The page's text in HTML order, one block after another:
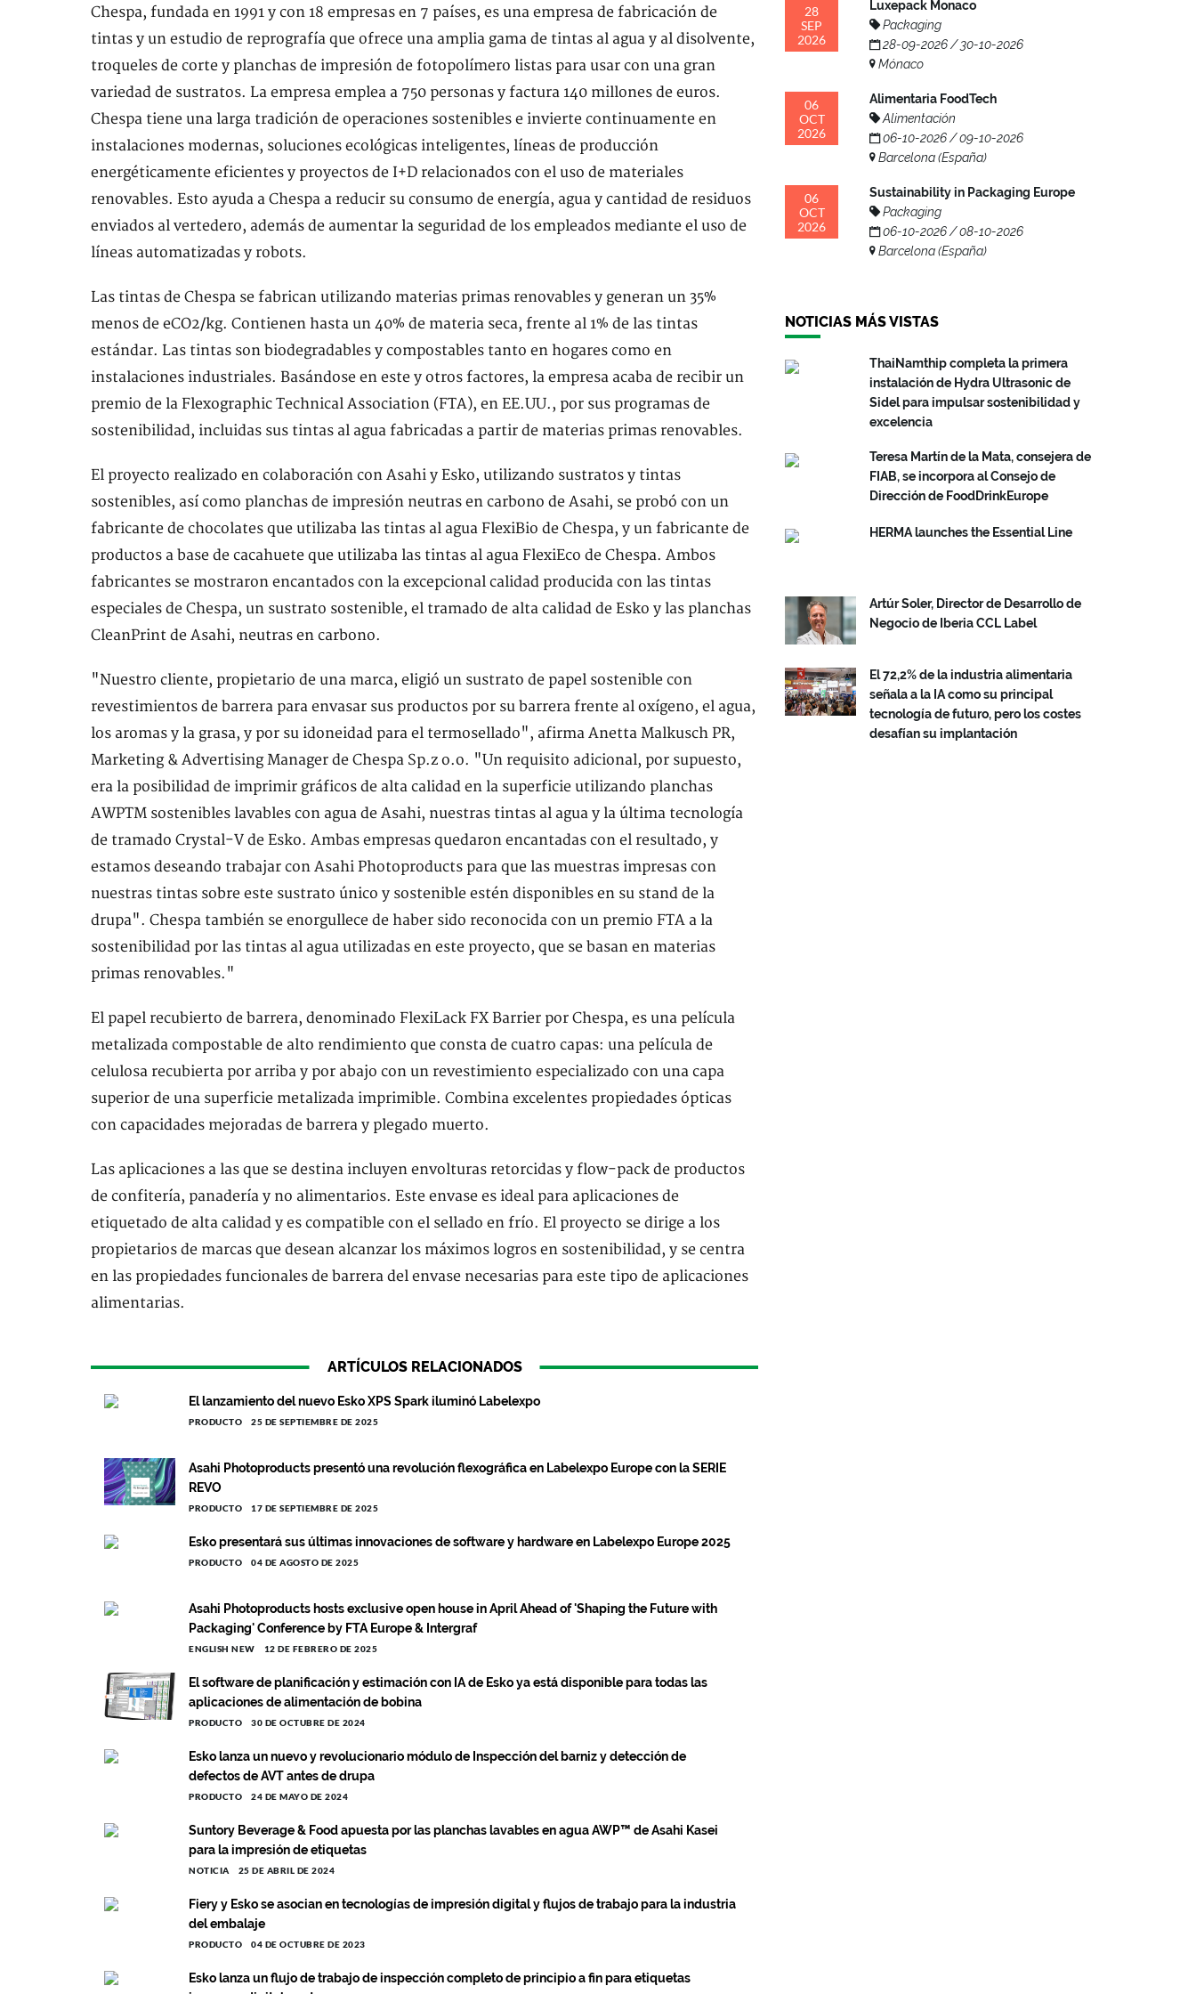
Chespa, fundada en 1991 y con 18 empresas en 7 países, es una empresa de fabricación de
tintas y un estudio de reprografía que ofrece una amplia gama de tintas al agua y al disolvente,
troqueles de corte y planchas de impresión de fotopolímero listas para usar con una gran
variedad de sustratos. La empresa emplea a 750 personas y factura 140 millones de euros.
Chespa tiene una larga tradición de operaciones sostenibles e invierte continuamente en
instalaciones modernas, soluciones ecológicas inteligentes, líneas de producción
energéticamente eficientes y proyectos de I+D relacionados con el uso de materiales
renovables. Esto ayuda a Chespa a reducir su consumo de energía, agua y cantidad de residuos
enviados al vertedero, además de aumentar la seguridad de los empleados mediante el uso de
líneas automatizadas y robots.
Las tintas de Chespa se fabrican utilizando materias primas renovables y generan un 35%
menos de eCO2/kg. Contienen hasta un 40% de materia seca, frente al 1% de las tintas
estándar. Las tintas son biodegradables y compostables tanto en hogares como en
instalaciones industriales. Basándose en este y otros factores, la empresa acaba de recibir un
premio de la Flexographic Technical Association (FTA), en EE.UU., por sus programas de
sostenibilidad, incluidas sus tintas al agua fabricadas a partir de materias primas renovables.
El proyecto realizado en colaboración con Asahi y Esko, utilizando sustratos y tintas
sostenibles, así como planchas de impresión neutras en carbono de Asahi, se probó con un
fabricante de chocolates que utilizaba las tintas al agua FlexiBio de Chespa, y un fabricante de
productos a base de cacahuete que utilizaba las tintas al agua FlexiEco de Chespa. Ambos
fabricantes se mostraron encantados con la excepcional calidad producida con las tintas
especiales de Chespa, un sustrato sostenible, el tramado de alta calidad de Esko y las planchas
CleanPrint de Asahi, neutras en carbono.
"Nuestro cliente, propietario de una marca, eligió un sustrato de papel sostenible con
revestimientos de barrera para envasar sus productos por su barrera frente al oxígeno, el agua,
los aromas y la grasa, y por su idoneidad para el termosellado", afirma Anetta Malkusch PR,
Marketing & Advertising Manager de Chespa Sp.z o.o. "Un requisito adicional, por supuesto,
era la posibilidad de imprimir gráficos de alta calidad en la superficie utilizando planchas
AWPTM sostenibles lavables con agua de Asahi, nuestras tintas al agua y la última tecnología
de tramado Crystal-V de Esko. Ambas empresas quedaron encantadas con el resultado, y
estamos deseando trabajar con Asahi Photoproducts para que las muestras impresas con
nuestras tintas sobre este sustrato único y sostenible estén disponibles en su stand de la
drupa". Chespa también se enorgullece de haber sido reconocida con un premio FTA a la
sostenibilidad por las tintas al agua utilizadas en este proyecto, que se basan en materias
primas renovables."
El papel recubierto de barrera, denominado FlexiLack FX Barrier por Chespa, es una película
metalizada compostable de alto rendimiento que consta de cuatro capas: una película de
celulosa recubierta por arriba y por abajo con un revestimiento especializado con una capa
superior de una superficie metalizada imprimible. Combina excelentes propiedades ópticas
con capacidades mejoradas de barrera y plegado muerto.
Las aplicaciones a las que se destina incluyen envolturas retorcidas y flow-pack de productos
de confitería, panadería y no alimentarios. Este envase es ideal para aplicaciones de
etiquetado de alta calidad y es compatible con el sellado en frío. El proyecto se dirige a los
propietarios de marcas que desean alcanzar los máximos logros en sostenibilidad, y se centra
en las propiedades funcionales de barrera del envase necesarias para este tipo de aplicaciones
alimentarias.
ARTÍCULOS RELACIONADOS
El lanzamiento del nuevo Esko XPS Spark iluminó Labelexpo
PRODUCTO 25 DE SEPTIEMBRE DE 2025
Asahi Photoproducts presentó una revolución flexográfica en Labelexpo Europe con la SERIE
REVO
PRODUCTO 17 DE SEPTIEMBRE DE 2025
Esko presentará sus últimas innovaciones de software y hardware en Labelexpo Europe 2025
PRODUCTO 04 DE AGOSTO DE 2025
Asahi Photoproducts hosts exclusive open house in April Ahead of 'Shaping the Future with
Packaging' Conference by FTA Europe & Intergraf
ENGLISH NEW 12 DE FEBRERO DE 2025
El software de planificación y estimación con IA de Esko ya está disponible para todas las
aplicaciones de alimentación de bobina
PRODUCTO 30 DE OCTUBRE DE 2024
Esko lanza un nuevo y revolucionario módulo de Inspección del barniz y detección de
defectos de AVT antes de drupa
PRODUCTO 24 DE MAYO DE 2024
Suntory Beverage & Food apuesta por las planchas lavables en agua AWP™ de Asahi Kasei
para la impresión de etiquetas
NOTICIA 25 DE ABRIL DE 2024
Fiery y Esko se asocian en tecnologías de impresión digital y flujos de trabajo para la industria
del embalaje
PRODUCTO 04 DE OCTUBRE DE 2023
Esko lanza un flujo de trabajo de inspección completo de principio a fin para etiquetas
28
SEP
2026
Luxepack Monaco
Packaging
28-09-2026 / 30-10-2026
Mónaco
06
OCT
2026
Alimentaria FoodTech
Alimentación
06-10-2026 / 09-10-2026
Barcelona (España)
06
OCT
2026
Sustainability in Packaging Europe
Packaging
06-10-2026 / 08-10-2026
Barcelona (España)
NOTICIAS MÁS VISTAS
ThaiNamthip completa la primera
instalación de Hydra Ultrasonic de
Sidel para impulsar sostenibilidad y
excelencia
Teresa Martín de la Mata, consejera de
FIAB, se incorpora al Consejo de
Dirección de FoodDrinkEurope
HERMA launches the Essential Line
Artúr Soler, Director de Desarrollo de
Negocio de Iberia CCL Label
El 72,2% de la industria alimentaria
señala a la IA como su principal
tecnología de futuro, pero los costes
desafían su implantación